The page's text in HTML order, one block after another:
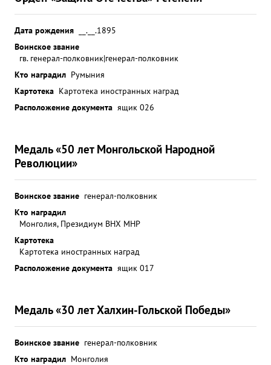
Дата рождения
__.__.1895
Воинское звание
гв. генерал-полковник|генерал-полковник
Кто наградил Румыния
Картотека Картотека иностранных наград
Расположение документа ящик 026
Медаль «50 лет Монгольской Народной
Революции»
Воинское звание генерал-полковник
Кто наградил
Монголия, Президиум ВНХ МНР
Картотека
Картотека иностранных наград
Расположение документа ящик 017
Медаль «30 лет Халхин-Гольской Победы»
Воинское звание генерал-полковник
Кто наградил Монголия